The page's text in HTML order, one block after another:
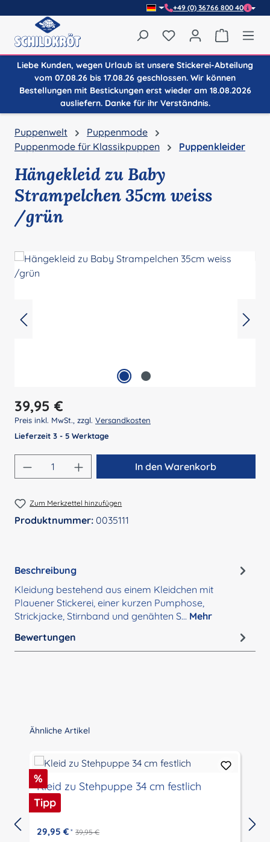
+49 (0) 36766 800 40
Du hast 0 Produkte
Liebe Kunden, wegen Urlaub ist unsere Stickerei-Abteilung
vom 07.08.26 bis 17.08.26 geschlossen. Wir können
Bestellungen mit Bestickungen erst wieder am 18.08.2026
ausliefern. Danke für ihr Verständnis.
Puppenwelt
Puppenmode
Puppenmode für Klassikpuppen
Puppenkleider
Hängekleid zu Baby
Strampelchen 35cm weiss
/grün
Regulärer Preis:
39,95 €
Preis inkl. MwSt., zzgl. Versandkosten
Lieferzeit 3 - 5 Werktage
Produkt Anzahl: Gib den gewünschten
In den Warenkorb
Zum Merkzettel hinzufügen
Produktnummer: 0035111
Beschreibung
Kleidung bestehend aus einem Kleidchen mit
Plauener Stickerei, einer kurzen Pumphose,
Strickjacke, Stirnband und genähten S… Mehr
Bewertungen
Produktgalerie überspringen
Ähnliche Artikel
Rabatt
%
Tipp
Kleid zu Stehpuppe 34 cm festlich
29,95 € * 39,95 €